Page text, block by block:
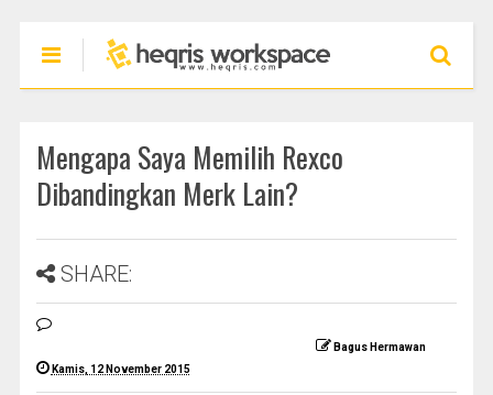
Mengapa Saya Memilih Rexco
Dibandingkan Merk Lain?
SHARE:
Bagus Hermawan
Kamis, 12 November 2015